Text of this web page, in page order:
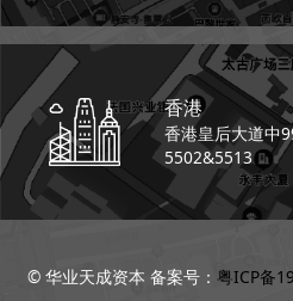
香港
香港皇后大道中
5502&5513
© 华业天成资本 备案号： 粤ICP备